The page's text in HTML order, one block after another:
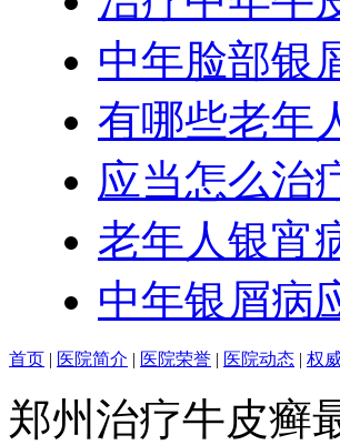
中年脸部银
有哪些老年
应当怎么治
老年人银宵
中年银屑病
首页 | 医院简介 | 医院荣誉 | 医院动态 | 权
郑州治疗牛皮癣